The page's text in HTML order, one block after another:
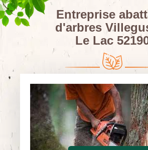
Entreprise
d'arbres
Le Lac